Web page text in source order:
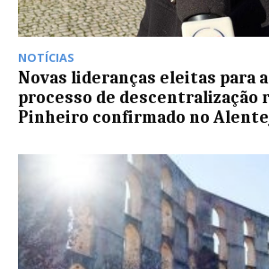
NOTÍCIAS
Novas lideranças eleitas para
processo de descentralização
Pinheiro confirmado no